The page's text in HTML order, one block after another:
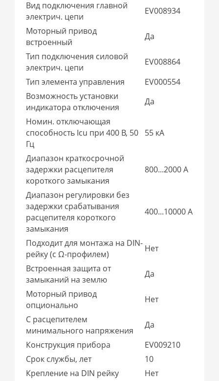
Вид подключения главной
электрич. цепи
EV008934
Моторный привод
встроенный
Да
Тип подключения силовой
электрич. цепи
EV008864
Тип элемента управления
EV000554
Возможность установки
индикатора отключения
Да
Номин. отключающая
способность Icu при 400 В, 50
Гц
55 кА
Диапазон краткосрочной
задержки расцепителя
короткого замыкания
800...2000 А
Диапазон регулировки без
задержки срабатывания
расцепителя короткого
замыкания
400...10000 А
Подходит для монтажа на DIN-
рейку (с Ω-профилем)
Нет
Встроенная защита от
замыканий на землю
Да
Моторный привод
опционально
Нет
С расцепителем
минимального напряжения
Да
Конструкция прибора
EV009210
Срок службы, лет
10
Крепление на DIN рейку
Нет